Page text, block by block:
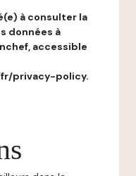
à consulter la
données à
accessible
privacy-policy.